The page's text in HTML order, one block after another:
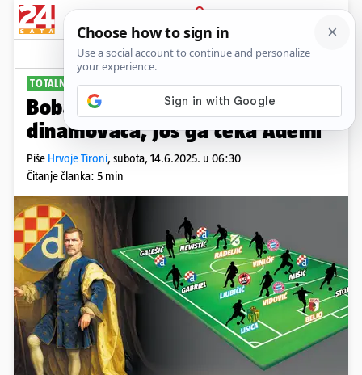
PRIJAVA
Sport Komentari
TOTALNI REMONT PLUS+
Boban mete sve. Prekrižio je 19
dinamovaca, još ga čeka Ademi
Piše Hrvoje Tironi, subota, 14.6.2025. u 06:30
Čitanje članka: 5 min